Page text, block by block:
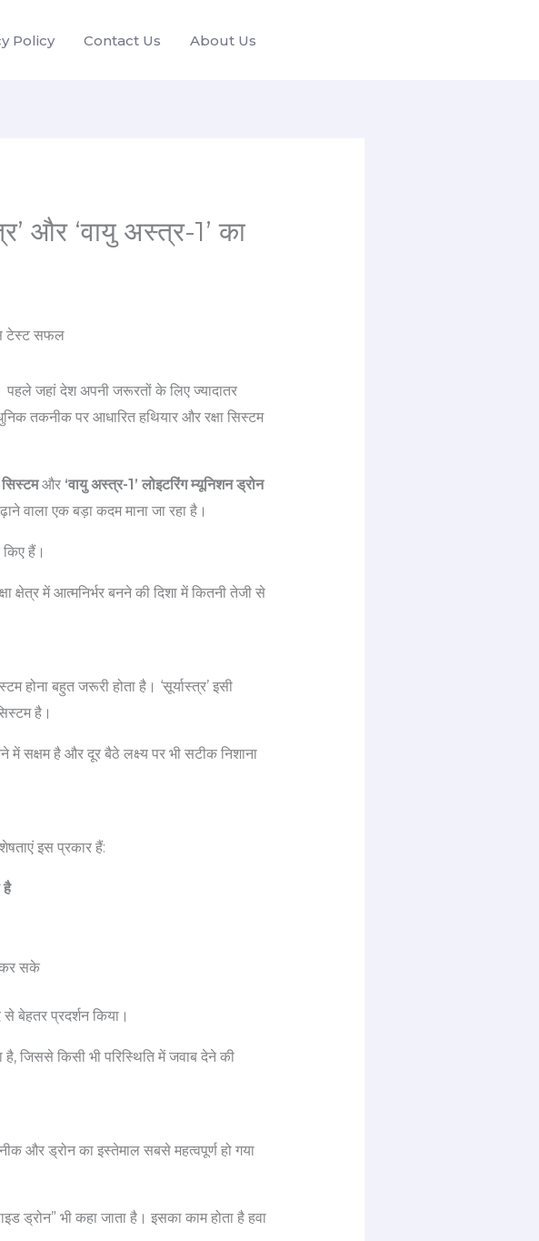
Policy Contact Us About Us
और ‘वायु अस्त्र-1’ का
जहां देश अपनी जरूरतों के लिए ज्यादातर
तकनीक पर आधारित हथियार और रक्षा सिस्टम
सिस्टमऔर ‘वायु अस्त्र-1’ लोइटरिंग म्यूनिशन ड्रोन
वाला एक बड़ा कदम माना जा रहा है।
हैं।
क्षेत्र में आत्मनिर्भर बनने की दिशा में कितनी तेजी से
बहुत जरूरी होता है। ‘सूर्यास्त्र’ इसी
है।
है और दूर बैठे लक्ष्य पर भी सटीक निशाना
इस प्रकार हैं:
है
कर सके
बेहतर प्रदर्शन किया।
जिससे किसी भी परिस्थिति में जवाब देने की
और ड्रोन का इस्तेमाल सबसे महत्वपूर्ण हो गया
ड्रोन” भी कहा जाता है। इसका काम होता है हवा